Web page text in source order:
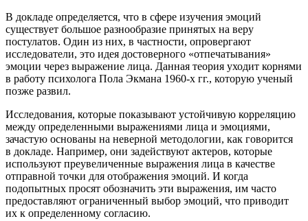
В докладе определяется, что в сфере изучения эмоций
существует большое разнообразие принятых на веру
постулатов. Один из них, в частности, опровергают
исследователи, это идея достоверного «отпечатывания»
эмоции через выражение лица. Данная теория уходит корнями
в работу психолога Пола Экмана 1960-х гг., которую ученый
позже развил.
Исследования, которые показывают устойчивую корреляцию
между определенными выражениями лица и эмоциями,
зачастую основаны на неверной методологии, как говорится
в докладе. Например, они задействуют актеров, которые
используют преувеличенные выражения лица в качестве
отправной точки для отображения эмоций. И когда
подопытных просят обозначить эти выражения, им часто
предоставляют ограниченный выбор эмоций, что приводит
их к определенному согласию.